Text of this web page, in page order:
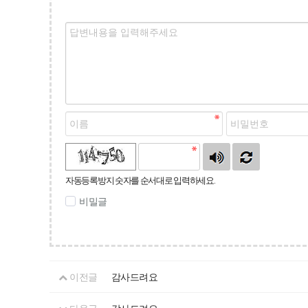
자동등록방지 숫자를 순서대로 입력하세요.
비밀글
이전글 감사드려요